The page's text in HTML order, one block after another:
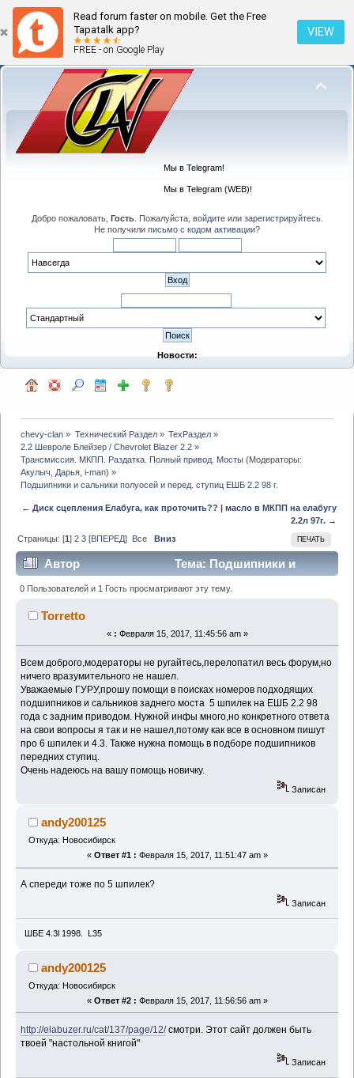
Read forum faster on mobile. Get the Free
Tapatalk app?
FREE - on Google Play
VIEW
Мы в Telegram!
Мы в Telegram (WEB)!
Добро пожаловать, Гость. Пожалуйста, войдитеили зарегистрируйтесь.
Не получили письмо с кодом активации?
Новости:
chevy-clan » Технический Раздел» ТехРаздел»
2.2 Шевроле Блейзер / Chevrolet Blazer 2.2 »
Трансмиссия. МКПП. Раздатка. Полный привод. Мосты (Модераторы:
Акулыч
Дарья ,i-man) »
Подшипники и сальники полуосей и перед. ступиц ЕШБ 2.2 98 г.
← Диск сцепления Елабуга, как проточить?? | масло в МКПП на елабугу
2.2л 97г. →
ПЕЧАТЬ
Страницы: [1]2 3 [ВПЕРЕД] Все Вниз
Автор
Тема: Подшипники и
сальники полуосей и перед. ступиц ЕШБ 2.2 98 г.
(Прочитано 11561 раз)
0 Пользователей и 1 Гость просматривают эту тему.
Torretto
« : Февраля 15, 2017, 11:45:56 am »
Всем доброго,модераторы не ругайтесь,перелопатил весь форум,но
ничего вразумительного не нашел.
Уважаемые ГУРУ,прошу помощи в поисках номеров подходящих
подшипников и сальников заднего моста 5 шпилек на ЕШБ 2.2 98
года с задним приводом. Нужной инфы много,но конкретного ответа
на свои вопросы я так и не нашел,потому как все в основном пишут
про 6 шпилек и 4.3. Также нужна помощь в подборе подшипников
передних ступиц.
Очень надеюсь на вашу помощь новичку.
Записан
andy200125
Откуда: Новосибирск
« Ответ #1 : Февраля 15, 2017, 11:51:47 am »
А спереди тоже по 5 шпилек?
Записан
ШБЕ 4.3l 1998. L35
andy200125
Откуда: Новосибирск
« Ответ #2 : Февраля 15, 2017, 11:56:56 am »
http://elabuzer.ru/cat/137/page/12/смотри. Этот сайт должен быть
твоей "настольной книгой"
Записан